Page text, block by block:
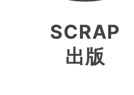
SCRAP
出版